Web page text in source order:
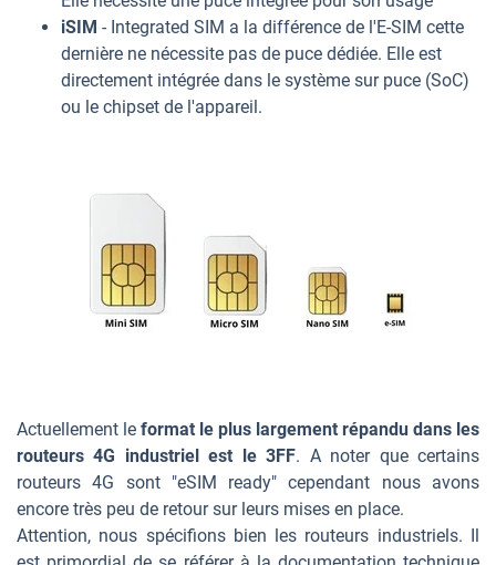
iSIM - Integrated SIM a la différence de l'E-SIM cette
dernière ne nécessite pas de puce dédiée. Elle est
directement intégrée dans le système sur puce (SoC)
ou le chipset de l'appareil.
Actuellement le format le plus largement répandu dans les
routeurs 4G industriel est le 3FF. A noter que certains
routeurs 4G sont "eSIM ready" cependant nous avons
encore très peu de retour sur leurs mises en place.
Attention, nous spécifions bien les routeurs industriels. Il